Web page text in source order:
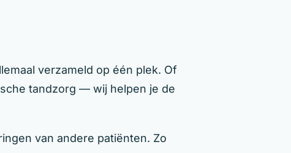
verzameld op één plek. Of
tandzorg — wij helpen je de
van andere patiënten. Zo